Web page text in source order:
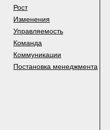
Рост
Изменения
Управляемость
Команда
Коммуникации
Постановка менеджмента